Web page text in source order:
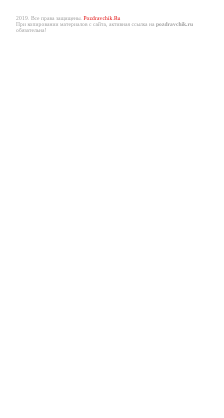
2019. Все права защищены. Pozdravchik.Ru
При копировании материалов с сайта, активная ссылка на pozdravchik.ru
обязательна!